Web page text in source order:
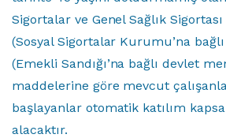
Sigortalar ve Genel Sağlık
(Sosyal Sigortalar Kurumu’na
(Emekli Sandığı’na bağlı devlet
maddelerine göre mevcut
başlayanlar otomatik katılım
alacaktır.